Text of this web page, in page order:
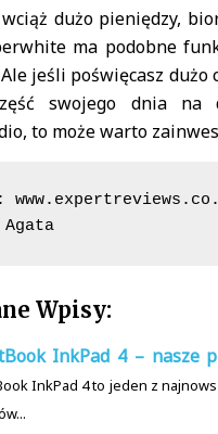
wciąż dużo pieniędzy,
ma podobne
jeśli poświęcasz dużo
swojego dnia na
to może warto
Wpisy:
InkPad 4 – nasze
InkPad 4 to jeden z